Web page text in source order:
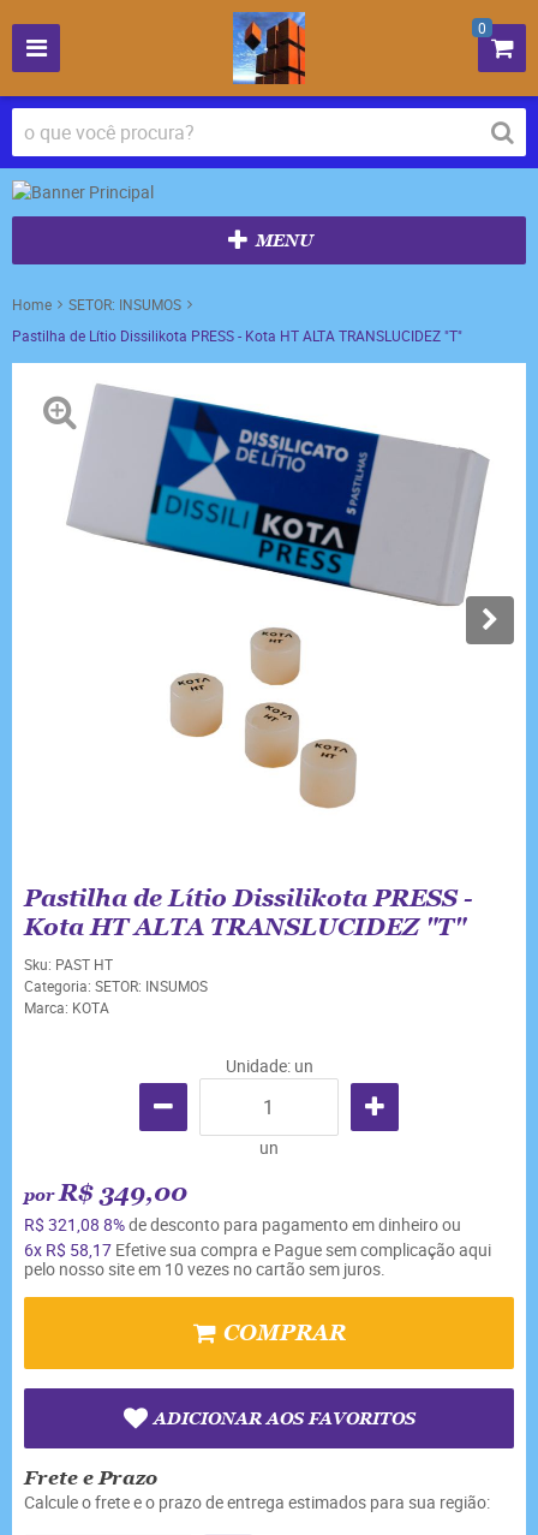
0
MENU
Home
SETOR: INSUMOS
Pastilha de Lítio Dissilikota PRESS - Kota HT ALTA TRANSLUCIDEZ "T"
Pastilha de Lítio Dissilikota PRESS -
Kota HT ALTA TRANSLUCIDEZ "T"
Sku: PAST HT
Categoria: SETOR: INSUMOS
Marca: KOTA
Unidade: un
un
por R$ 349,00
R$ 321,08 8%de desconto para pagamento em dinheiro ou
6x R$ 58,17 Efetive sua compra e Pague sem complicação aqui
pelo nosso site em 10 vezes no cartão sem juros.
COMPRAR
ADICIONAR AOS FAVORITOS
Frete e Prazo
Calcule o frete e o prazo de entrega estimados para sua região: